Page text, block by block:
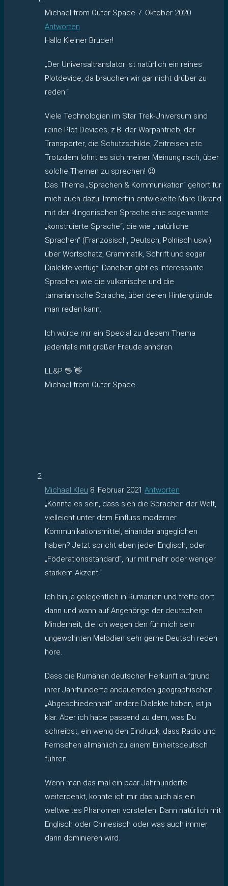
Michael from Outer Space 7. Oktober 2020
Antworten
Hallo Kleiner Bruder!
„Der Universaltranslator ist natürlich ein reines
Plotdevice, da brauchen wir gar nicht drüber zu
reden.“
Viele Technologien im Star Trek-Universum sind
reine Plot Devices, z.B. der Warpantrieb, der
Transporter, die Schutzschilde, Zeitreisen etc.
Trotzdem lohnt es sich meiner Meinung nach, über
solche Themen zu sprechen! 😉
Das Thema „Sprachen & Kommunikation“ gehört für
mich auch dazu. Immerhin entwickelte Marc Okrand
mit der klingonischen Sprache eine sogenannte
„konstruierte Sprache“, die wie „natürliche
Sprachen“ (Französisch, Deutsch, Polnisch usw.)
über Wortschatz, Grammatik, Schrift und sogar
Dialekte verfügt. Daneben gibt es interessante
Sprachen wie die vulkanische und die
tamarianische Sprache, über deren Hintergründe
man reden kann.
Ich würde mir ein Special zu diesem Thema
jedenfalls mit großer Freude anhören.
LL&P 🖖 👋
Michael from Outer Space
Michael Kleu 8. Februar 2021 Antworten
„Könnte es sein, dass sich die Sprachen der Welt,
vielleicht unter dem Einfluss moderner
Kommunikationsmittel, einander angeglichen
haben? Jetzt spricht eben jeder Englisch, oder
„Föderationsstandard“, nur mit mehr oder weniger
starkem Akzent.“
Ich bin ja gelegentlich in Rumänien und treffe dort
dann und wann auf Angehörige der deutschen
Minderheit, die ich wegen den für mich sehr
ungewohnten Melodien sehr gerne Deutsch reden
höre.
Dass die Rumänen deutscher Herkunft aufgrund
ihrer Jahrhunderte andauernden geographischen
„Abgeschiedenheit“ andere Dialekte haben, ist ja
klar. Aber ich habe passend zu dem, was Du
schreibst, ein wenig den Eindruck, dass Radio und
Fernsehen allmählich zu einem Einheitsdeutsch
führen.
Wenn man das mal ein paar Jahrhunderte
weiterdenkt, könnte ich mir das auch als ein
weltweites Phänomen vorstellen. Dann natürlich mit
Englisch oder Chinesisch oder was auch immer
dann dominieren wird.